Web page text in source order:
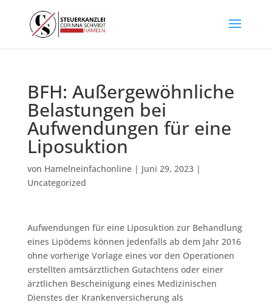
BFH: Außergewöhnliche
Belastungen bei
Aufwendungen für eine
Liposuktion
von Hamelneinfachonline| Juni 29, 2023|
Uncategorized
Aufwendungen für eine Liposuktion zur Behandlung
eines Lipödems können jedenfalls ab dem Jahr 2016
ohne vorherige Vorlage eines vor den Operationen
erstellten amtsärztlichen Gutachtens oder einer
ärztlichen Bescheinigung eines Medizinischen
Dienstes der Krankenversicherung als